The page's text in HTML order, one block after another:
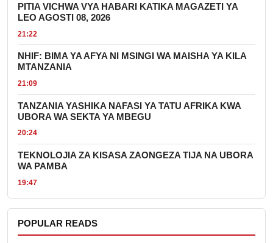
PITIA VICHWA VYA HABARI KATIKA MAGAZETI YA
LEO AGOSTI 08, 2026
21:22
NHIF: BIMA YA AFYA NI MSINGI WA MAISHA YA KILA
MTANZANIA
21:09
TANZANIA YASHIKA NAFASI YA TATU AFRIKA KWA
UBORA WA SEKTA YA MBEGU
20:24
TEKNOLOJIA ZA KISASA ZAONGEZA TIJA NA UBORA
WA PAMBA
19:47
POPULAR READS